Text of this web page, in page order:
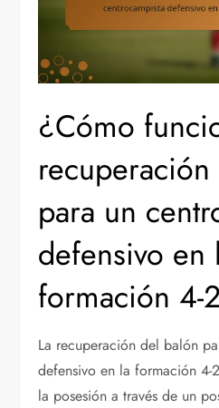
¿Cómo
para un
defensivo en
formación 4-
La recuperación del balón
defensivo en la formación 4-
la posesión a través de un